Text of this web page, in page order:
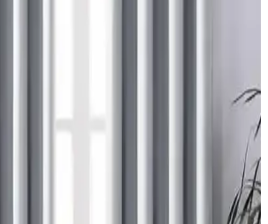
temizlik kolaylığı ve bebeğin gelişimi göz
Aydınlatmada güvenli tavan
Tavan Kirişlerine Uygun